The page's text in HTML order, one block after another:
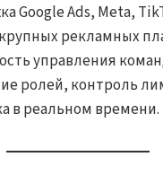
Google Ads, Meta,
рекламных
управления
ролей, контроль
в реальном времени.